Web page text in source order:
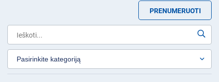
PRENUMERUOTI